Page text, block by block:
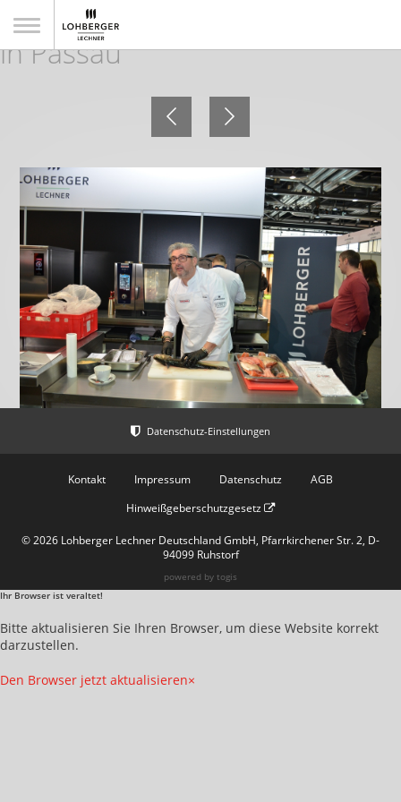
Impressionen 10. Gast + Küche
in Passau
Kontakt Impressum Datenschutz
AGB
Hinweißgeberschutzgesetz
© 2026 Lohberger Lechner Deutschland GmbH, Pfarrkirchener Str. 2, D-
94099 Ruhstorf
powered by togis
Ihr Browser ist veraltet!
Bitte aktualisieren Sie Ihren Browser, um diese Website korrekt
darzustellen.
Den Browser jetzt aktualisieren×